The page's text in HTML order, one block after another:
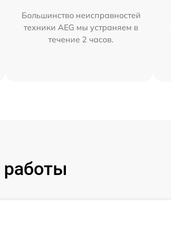
Большинство неисправностей
техники AEG мы устраняем в
течение 2 часов.